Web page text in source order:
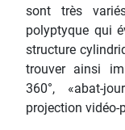
sont très
polyptyque qui
structure
trouver ainsi
360°, «abat-
projection vidéo-